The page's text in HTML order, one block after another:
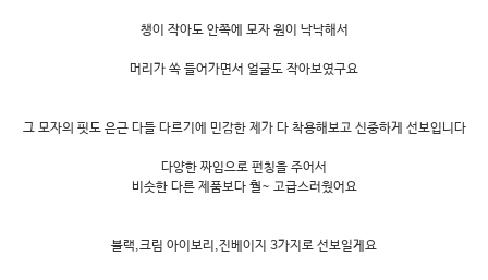
챙이 작아도 안쪽에 모자 원이 낙낙해서
머리가 쏙 들어가면서 얼굴도 작아보였구요
그 모자의 핏도 은근 다들 다르기에 민감한 제가 다 착용해보고 신중하게 선보입니다
다양한 짜임으로 펀칭을 주어서
비슷한 다른 제품보다 훨~ 고급스러웠어요
블랙,크림 아이보리,진베이지 3가지로 선보일게요